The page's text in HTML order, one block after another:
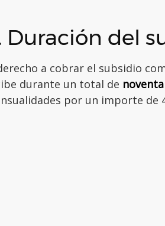
Duración del
a cobrar el subsidio
durante un total de
por un importe de